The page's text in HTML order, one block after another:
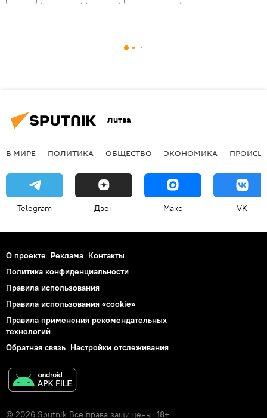
Литва
В МИРЕ ПОЛИТИКА ОБЩЕСТВО ЭКОНОМИКА
Telegram Дзен Макс VK
О проекте Реклама Контакты
Политика конфиденциальности
Правила использования
Правила использования «cookie»
Правила применения рекомендательных
технологий
Обратная связь Настройки отслеживания
© 2026 Sputnik Все права защищены. 18+